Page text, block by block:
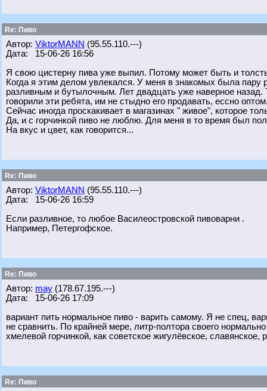
Re: Пиво
Автор: ViktorMANN (95.55.110.---)
Дата: 15-06-26 16:56
Я свою цистерну пива уже выпил. Потому может быть и
Когда я этим делом увлекался. У меня в знакомых была пару
разливным и бутылочным. Лет двадцать уже наверное
говорили эти ребята, им не стыдно его продавать, ессно
Сейчас иногда проскакивает в магазинах " живое", которое
Да, и с горчинкой пиво не люблю. Для меня в то время был
На вкус и цвет, как говорится...
Re: Пиво
Автор: ViktorMANN (95.55.110.---)
Дата: 15-06-26 16:59
Если разливное, то любое Василеостровской пивоварни .
Например, Петергофское.
Re: Пиво
Автор: may (178.67.195.---)
Дата: 15-06-26 17:09
вариант пить нормальное пиво - варить самому. Я не спец,
не сравнить. По крайней мере, литр-полтора своего
хмелевой горчинкой, как советское жигулёвское, славянское,
Re: Пиво